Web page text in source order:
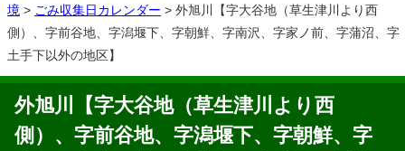
境 > ごみ収集日カレンダー > 外旭川【字大谷地（草生津川より西
側）、字前谷地、字潟堰下、字朝鮮、字南沢、字家ノ前、字蒲沼、字
土手下以外の地区】
外旭川【字大谷地（草生津川より西
側）、字前谷地、字潟堰下、字朝鮮、字